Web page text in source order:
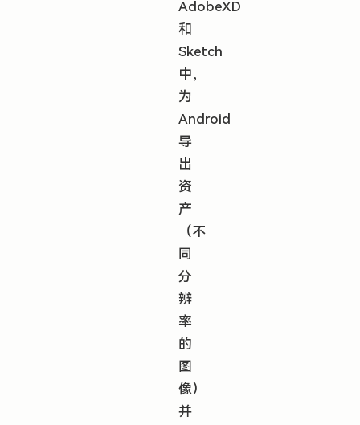
AdobeXD
和
Sketch
中，
为
Android
导
出
资
产
（不
同
分
辨
率
的
图
像）
并